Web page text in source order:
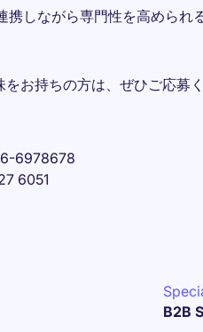
携しながら専門性を高められ
お持ちの方は、ぜひご応募く
6978678
6051
B2B